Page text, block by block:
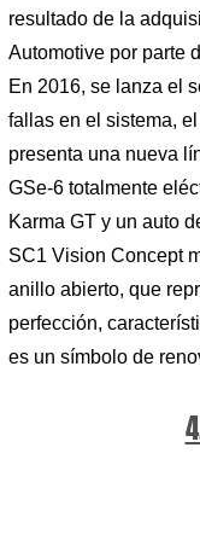
resultado de la
Automotive por parte
En 2016, se lanza el
fallas en el sistema,
presenta una nueva
GSe-6 totalmente
Karma GT y un auto
SC1 Vision Concept
anillo abierto, que
perfección,
es un símbolo de